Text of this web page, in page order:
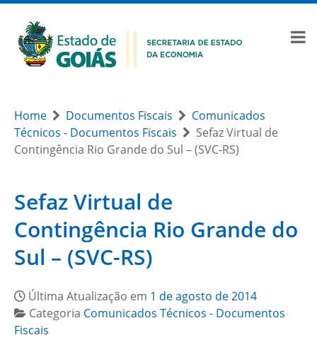
Home Documentos Fiscais
Comunicados
Técnicos - Documentos Fiscais
Sefaz Virtual de
Contingência Rio Grande do Sul – (SVC-RS)
Sefaz Virtual de
Contingência Rio Grande do
Sul – (SVC-RS)
Última Atualização em 1 de agosto de 2014
Categoria Comunicados Técnicos - Documentos
Fiscais